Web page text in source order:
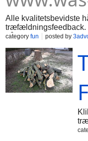
Alle kvalitetsbevidste
træfældningsfeedback.
på opgaven. Lad
indsend din opgave
det er nemlig 100 pct
os meget gerne at
byde på din aktuelle
category fun posted by